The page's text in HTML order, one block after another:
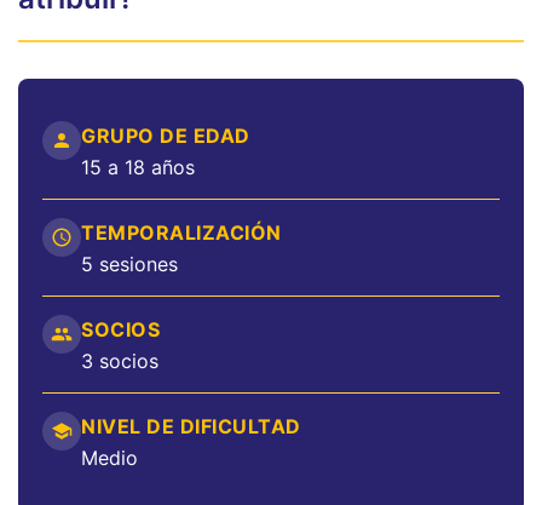
GRUPO DE EDAD
15 a 18 años
TEMPORALIZACIÓN
5 sesiones
SOCIOS
3 socios
NIVEL DE DIFICULTAD
Medio